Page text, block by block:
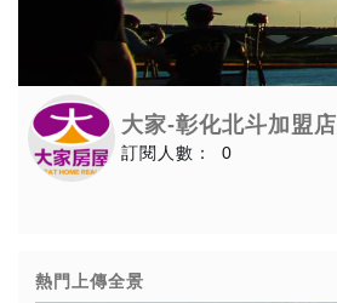
大家-彰化北斗加盟店
訂閱人數： 0
熱門上傳全景